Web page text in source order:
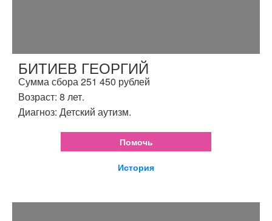
БИТИЕВ ГЕОРГИЙ
Сумма сбора 251 450 рублей
Возраст: 8 лет.
Диагноз: Детский аутизм.
Помочь
История